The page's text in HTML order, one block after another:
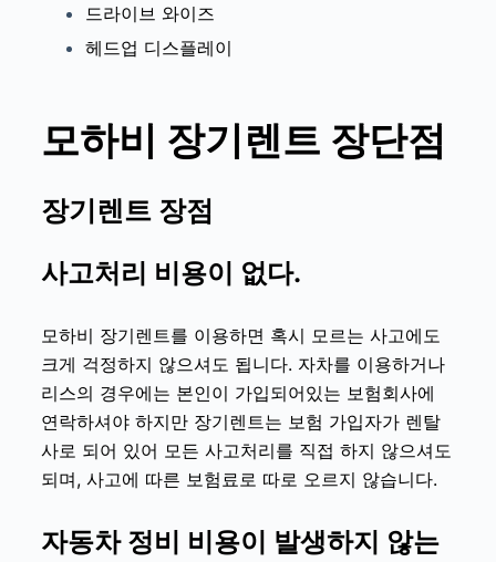
드라이브 와이즈
헤드업 디스플레이
모하비 장기렌트 장단점
장기렌트 장점
사고처리 비용이 없다.
모하비 장기렌트를 이용하면 혹시 모르는 사고에도
크게 걱정하지 않으셔도 됩니다. 자차를 이용하거나
리스의 경우에는 본인이 가입되어있는 보험회사에
연락하셔야 하지만 장기렌트는 보험 가입자가 렌탈
사로 되어 있어 모든 사고처리를 직접 하지 않으셔도
되며, 사고에 따른 보험료로 따로 오르지 않습니다.
자동차 정비 비용이 발생하지 않는